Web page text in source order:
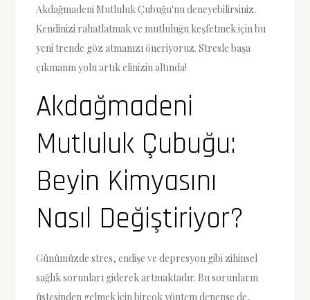
Akdağmadeni Mutluluk Çubuğu'nu deneyebilirsiniz.
Kendinizi rahatlatmak ve mutluluğu keşfetmek için bu
yeni trende göz atmanızı öneriyoruz. Stresle başa
çıkmanın yolu artık elinizin altında!
Akdağmadeni
Mutluluk Çubuğu:
Beyin Kimyasını
Nasıl Değiştiriyor?
Günümüzde stres, endişe ve depresyon gibi zihinsel
sağlık sorunları giderek artmaktadır. Bu sorunların
üstesinden gelmek için birçok yöntem denense de,